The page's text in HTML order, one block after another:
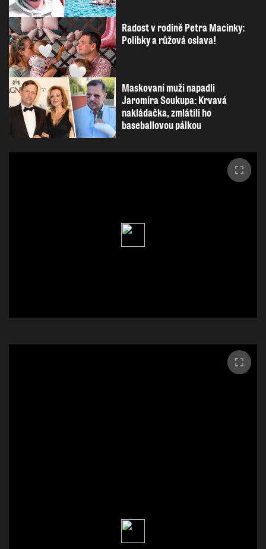
Radost v rodině Petra Macinky:
Polibky a růžová oslava!
Maskovaní muži napadli
Jaromíra Soukupa: Krvavá
nakládačka, zmlátili ho
baseballovou pálkou